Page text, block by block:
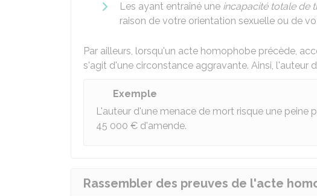
Les ayant entraîné une incapacité totale de
raison de votre orientation sexuelle ou de
Par ailleurs, lorsqu'un acte homophobe précède,
s'agit d'une circonstance aggravante. Ainsi, l'auteur
Exemple
L'auteur d'une menace de mort risque une peine
45 000 € d'amende.
Rassembler des preuves de l'acte